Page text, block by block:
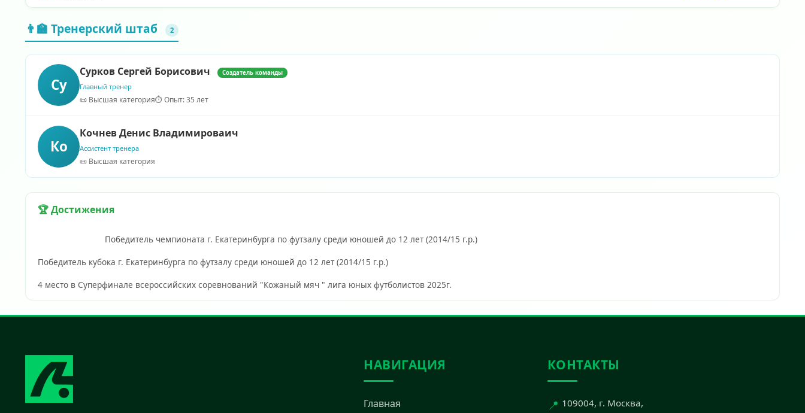
👨‍🏫 Тренерский штаб 2
Су
Сурков Сергей Борисович Создатель команды
Главный тренер
📜 Высшая категория⏱️ Опыт: 35 лет
Ко
Кочнев Денис Владимироваич
Ассистент тренера
📜 Высшая категория
🏆 Достижения
                            Победитель чемпионата г. Екатеринбурга по футзалу среди юношей до 12 лет (2014/15 г.р.)
Победитель кубока г. Екатеринбурга по футзалу среди юношей до 12 лет (2014/15 г.р.)
4 место в Суперфинале всероссийских соревнований "Кожаный мяч " лига юных футболистов 2025г.
НАВИГАЦИЯ
Главная
КОНТАКТЫ
📍 109004, г. Москва,